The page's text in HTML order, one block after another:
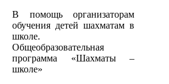
В помощь организаторам
обучения детей шахматам в
школе.
Общеобразовательная
программа «Шахматы –
школе»